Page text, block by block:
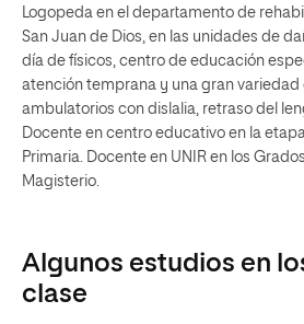
Logopeda en el departamento de
San Juan de Dios, en las unidades de
día de físicos, centro de educación
atención temprana y una gran variedad
ambulatorios con dislalia, retraso del
Docente en centro educativo en la
Primaria. Docente en UNIR en los
Magisterio.
Algunos estudios en
clase